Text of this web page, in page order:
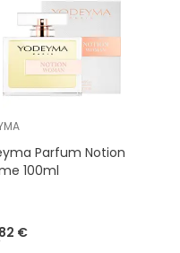
Parfum Notion
100ml
82 €